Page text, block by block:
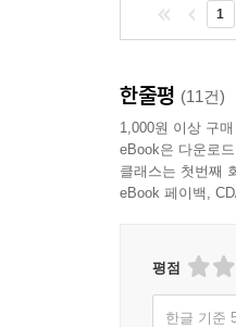
1
한줄평 (11건)
1,000원 이상 구
eBook은 다운로
클래스는 첫번째
eBook 페이백,
평점
한글 기준